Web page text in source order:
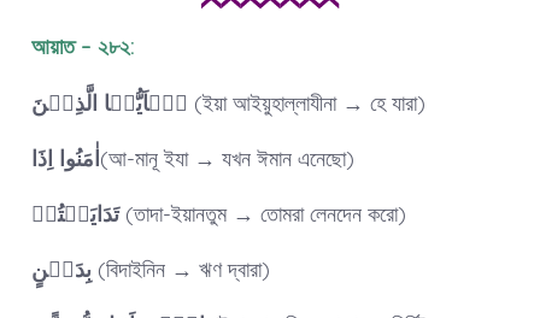
আয়াত – ২৮২:
یٰۤاَیُّہَا الَّذِیۡنَ (ইয়া আইয়ুহাল্লাযীনা → হে যারা)
اٰمَنُوا اِذَا (আ-মানূ ইযা → যখন ঈমান এনেছো)
تَدَایَنۡتُمۡ(তাদা-ইয়ানতুম → তোমরা লেনদেন করো)
بِدَیۡنٍ(বিদাইনিন → ঋণ দ্বারা)